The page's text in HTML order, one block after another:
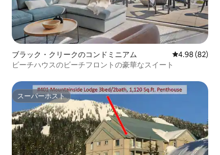
ブラック・クリークのコンドミニアム レビュー82
4.98 (82)
ビーチハウスのビーチフロントの豪華なスイート
スーパーホスト
スーパーホスト